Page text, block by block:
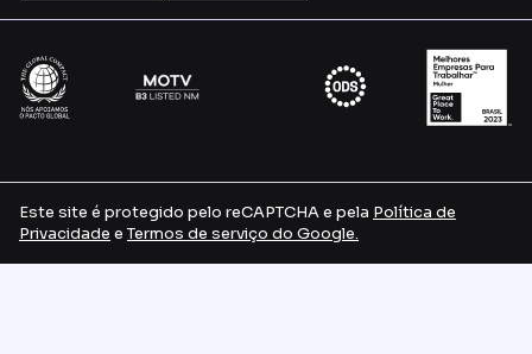
Este site é protegido pelo reCAPTCHA e pela Política de
Privacidade e Termos de serviço do Google.